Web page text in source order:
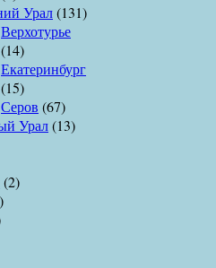
Урал(131)
Верхотурье
(14)
Екатеринбург
(15)
Серов (67)
Урал(13)
(2)